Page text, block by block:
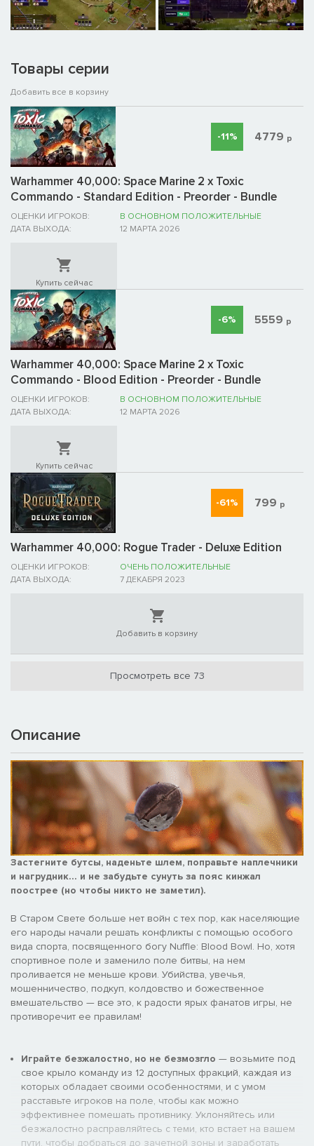
Товары серии
Добавить все в корзину
Warhammer 40,000: Space Marine 2 x Toxic
Commando - Standard Edition - Preorder - Bundle
ОЦЕНКИ ИГРОКОВ:
В ОСНОВНОМ ПОЛОЖИТЕЛЬНЫЕ
ДАТА ВЫХОДА:
12 МАРТА 2026
-11% 4779 р
Купить сейчас
Warhammer 40,000: Space Marine 2 x Toxic
Commando - Blood Edition - Preorder - Bundle
ОЦЕНКИ ИГРОКОВ:
В ОСНОВНОМ ПОЛОЖИТЕЛЬНЫЕ
ДАТА ВЫХОДА:
12 МАРТА 2026
-6% 5559 р
Купить сейчас
Warhammer 40,000: Rogue Trader - Deluxe Edition
ОЦЕНКИ ИГРОКОВ:
ОЧЕНЬ ПОЛОЖИТЕЛЬНЫЕ
ДАТА ВЫХОДА:
7 ДЕКАБРЯ 2023
-61% 799 р
Добавить в корзину
Просмотреть все 73
Описание
Застегните бутсы, наденьте шлем, поправьте наплечники
и нагрудник... и не забудьте сунуть за пояс кинжал
поострее (но чтобы никто не заметил).
В Старом Свете больше нет войн с тех пор, как населяющие
его народы начали решать конфликты с помощью особого
вида спорта, посвященного богу Nuffle: Blood Bowl. Но, хотя
спортивное поле и заменило поле битвы, на нем
проливается не меньше крови. Убийства, увечья,
мошенничество, подкуп, колдовство и божественное
вмешательство — все это, к радости ярых фанатов игры, не
противоречит ее правилам!
Играйте безжалостно, но не безмозгло — возьмите под
свое крыло команду из 12 доступных фракций, каждая из
которых обладает своими особенностями, и с умом
расставьте игроков на поле, чтобы как можно
эффективнее помешать противнику. Уклоняйтесь или
безжалостно расправляйтесь с теми, кто встает на вашем
пути, чтобы добраться до зачетной зоны и заработать